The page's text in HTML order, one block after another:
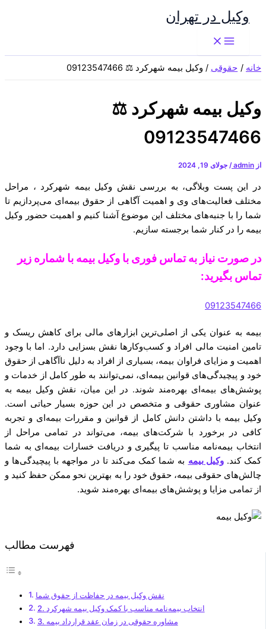
وکیل در تهران
خانه حقوقی وکیل بیمه شهرکرد ⚖️ 09123547466
وکیل بیمه شهرکرد ⚖️
09123547466
از admin
/ جولای 19, 2024
در این پست وبلاگی، به بررسی نقش وکیل بیمه شهرکرد ، مراحل
مختلف فعالیت‌های وی و اهمیت آگاهی از حقوق بیمه‌ای می‌پردازیم تا
شما را با جنبه‌های مختلف این موضوع آشنا کنیم و اهمیت حضور وکیل
بیمه را در کنار شما برجسته سازیم.
در صورت نیاز به تماس فوری با وکیل بیمه با شماره زیر
تماس بگیرید:
09123547466
بیمه به عنوان یکی از اصلی‌ترین ابزارهای مالی برای کاهش ریسک و
تامین امنیت مالی افراد و کسب‌وکارها نقش بسزایی دارد. اما با وجود
اهمیت و مزایای فراوان بیمه، بسیاری از افراد به دلیل ناآگاهی از حقوق
خود و پیچیدگی‌های قوانین بیمه‌ای، نمی‌توانند به طور کامل از خدمات و
پوشش‌های بیمه‌ای بهره‌مند شوند. در این میان، نقش وکیل بیمه به
عنوان مشاوری حقوقی و متخصص در این حوزه بسیار حیاتی است.
وکیل بیمه با داشتن دانش کامل از قوانین و مقررات بیمه‌ای و تجربه
کافی در برخورد با شرکت‌های بیمه، می‌تواند در تمامی مراحل از
انتخاب بیمه‌نامه مناسب تا پیگیری و دریافت خسارات بیمه‌ای به شما
کمک کند.وکیل بیمه به شما کمک می‌کند تا در مواجهه با پیچیدگی‌ها و
چالش‌های حقوقی بیمه، حقوق خود را به بهترین نحو ممکن حفظ کنید و
از تمامی مزایا و پوشش‌های بیمه‌ای بهره‌مند شوید.
فهرست مطالب
نقش وکیل بیمه در حفاظت از حقوق شما
2. انتخاب بیمه‌نامه مناسب با کمک وکیل بیمه شهرکرد
3. مشاوره حقوقی در زمان عقد قرارداد بیمه